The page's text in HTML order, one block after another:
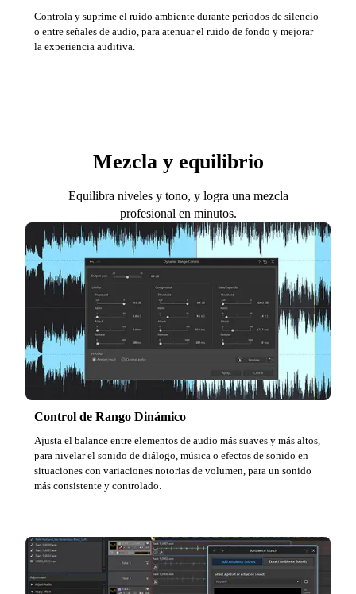
Controla y suprime el ruido ambiente durante períodos de silencio
o entre señales de audio, para atenuar el ruido de fondo y mejorar
la experiencia auditiva.
Mezcla y equilibrio
Equilibra niveles y tono, y logra una mezcla
profesional en minutos.
Control de Rango Dinámico
Ajusta el balance entre elementos de audio más suaves y más altos,
para nivelar el sonido de diálogo, música o efectos de sonido en
situaciones con variaciones notorias de volumen, para un sonido
más consistente y controlado.